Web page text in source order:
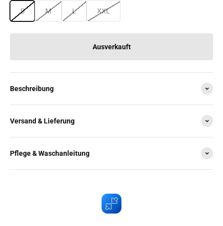
S M L XXL
Ausverkauft
Beschreibung
Versand & Lieferung
Pflege & Waschanleitung